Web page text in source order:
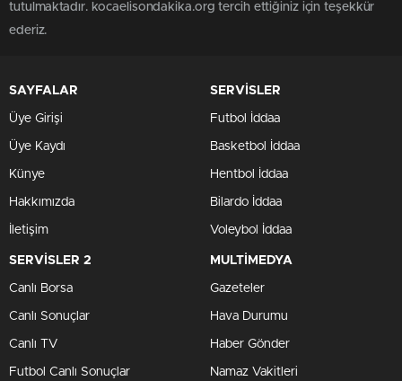
tutulmaktadır. kocaelisondakika.org tercih ettiğiniz için teşekkür
ederiz.
SAYFALAR
Üye Girişi
Üye Kaydı
Künye
Hakkımızda
İletişim
SERVİSLER
Futbol İddaa
Basketbol İddaa
Hentbol İddaa
Bilardo İddaa
Voleybol İddaa
SERVİSLER 2
Canlı Borsa
Canlı Sonuçlar
Canlı TV
Futbol Canlı Sonuçlar
MULTİMEDYA
Gazeteler
Hava Durumu
Haber Gönder
Namaz Vakitleri